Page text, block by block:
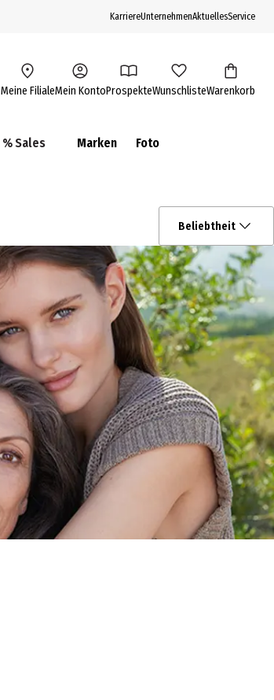
KarriereUnternehmenAktuellesService
Meine FilialeMein KontoProspekteWunschlisteWarenkorb
% Sales Marken Foto
Beliebtheit